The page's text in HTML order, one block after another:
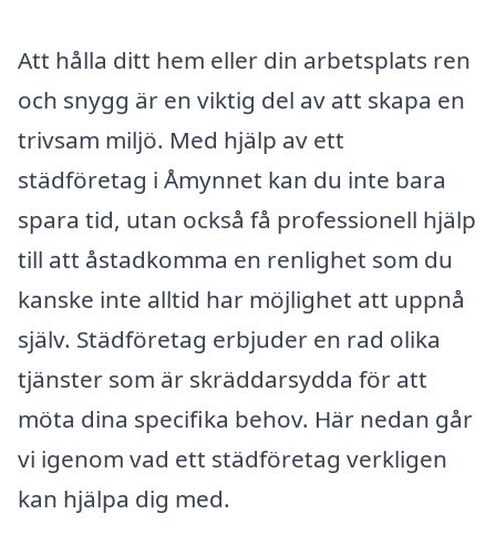
Att hålla ditt hem eller din arbetsplats ren
och snygg är en viktig del av att skapa en
trivsam miljö. Med hjälp av ett
städföretag i Åmynnet kan du inte bara
spara tid, utan också få professionell hjälp
till att åstadkomma en renlighet som du
kanske inte alltid har möjlighet att uppnå
själv. Städföretag erbjuder en rad olika
tjänster som är skräddarsydda för att
möta dina specifika behov. Här nedan går
vi igenom vad ett städföretag verkligen
kan hjälpa dig med.